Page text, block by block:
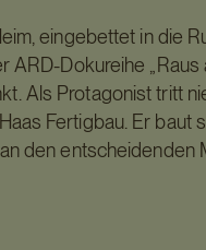
eingebettet in die
Dokureihe
Als Protagonist tritt
Fertigbau. Er baut
den entscheidenden